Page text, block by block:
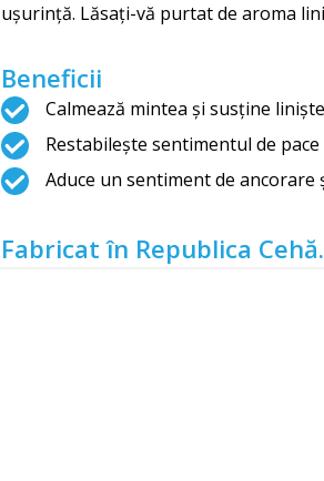
ușurință. Lăsați-vă purtat de aroma
Beneficii
Calmează mintea și susține
Restabilește sentimentul de
Aduce un sentiment de ancorare
Fabricat în Republica Cehă.